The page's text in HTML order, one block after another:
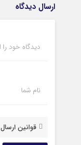
ارسال دیدگاه
دیدگاه خود را
نام شما
قوانین